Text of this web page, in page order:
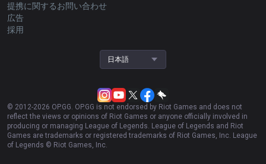
提携に関するお問い合わせ
広告
採用
日本語
© 2012-2026 OP.GG. OP.GG is not endorsed by Riot Games and does not
reflect the views or opinions of Riot Games or anyone officially involved in
producing or managing League of Legends. League of Legends and Riot
Games are trademarks or registered trademarks of Riot Games, Inc. League
of Legends © Riot Games, Inc.